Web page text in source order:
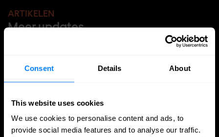
Consent Details About
This website uses cookies
We use cookies to personalise content and ads, to
provide social media features and to analyse our traffic.
ARTIKELEN
Meer updates